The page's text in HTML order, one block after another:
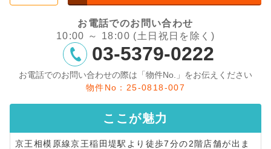
お電話でのお問い合わせ
10:00 ～ 18:00 (土日祝日を除く)
03-5379-0222
お電話でのお問い合わせの際は「物件No.」をお伝えください
物件No：25-0818-007
ここが魅力
京王相模原線京王稲田堤駅より徒歩7分の2階店舗が出ま